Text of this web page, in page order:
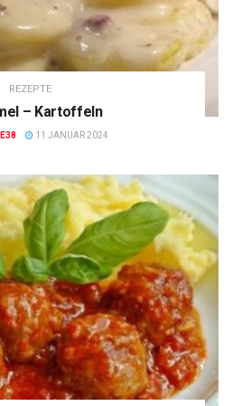
REZEPTE
– Kartoffeln
11 JANUAR 2024